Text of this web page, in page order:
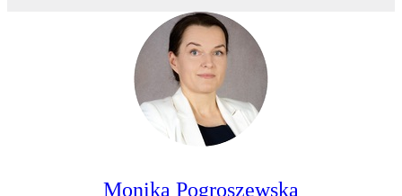
Monika Pogroszewska